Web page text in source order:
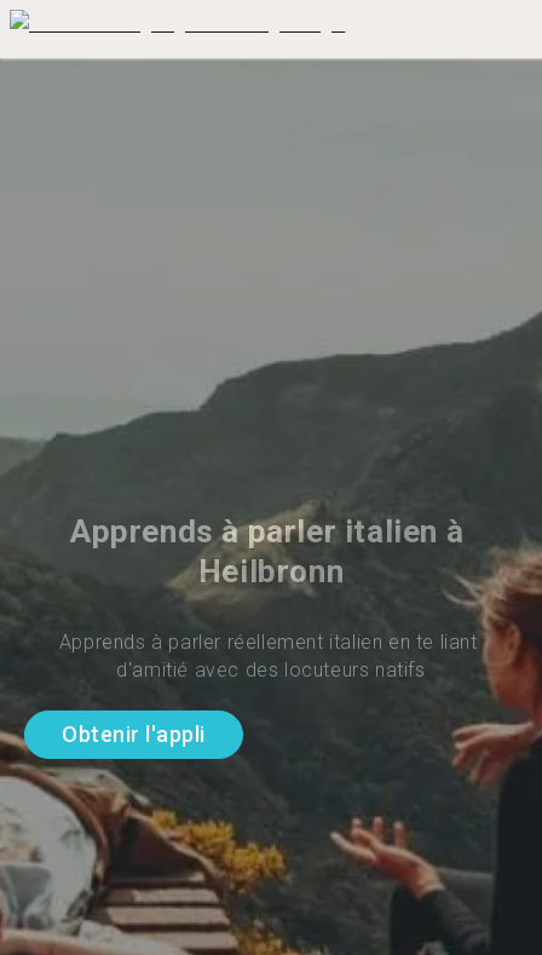
Apprends à parler italien à
Heilbronn
Apprends à parler réellement italien en te liant
d'amitié avec des locuteurs natifs
Obtenir l'appli